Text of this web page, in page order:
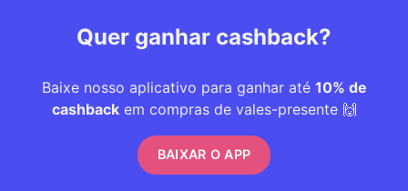
Quer ganhar cashback?
Baixe nosso aplicativo para ganhar até 10% de
cashbackem compras de vales-presente 🙌
BAIXAR O APP